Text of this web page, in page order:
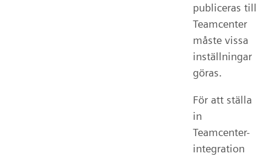
publiceras till
Teamcenter
måste vissa
inställningar
göras.
För att ställa
in
Teamcenter-
integration